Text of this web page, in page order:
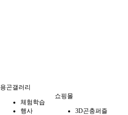
용곤갤러리
체험학습
행사
쇼핑몰
3D곤충퍼즐